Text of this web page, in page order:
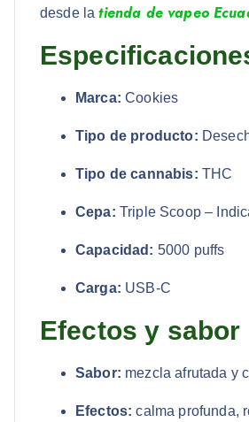
desde latienda de vapeo
Marca: Cookies
Tipo de producto:
Tipo de cannabis: THC
Cepa: Triple Scoop –
Capacidad: 5000 puffs
Carga: USB-C
Efectos y sabor
Sabor: mezcla afrutada y
Efectos: calma profunda,